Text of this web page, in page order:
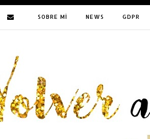
SOBRE MÍ NEWS GDPR